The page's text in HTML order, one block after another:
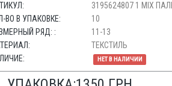
3195624807 1 MIX
ВО В УПАКОВКЕ:
10
РЯД: :
11-13
ТЕКСТИЛЬ
НЕТ В НАЛИЧИИ